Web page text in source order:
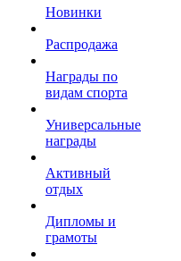
Новинки
Распродажа
Награды по
видам спорта
Универсальные
награды
Активный
отдых
Дипломы и
грамоты